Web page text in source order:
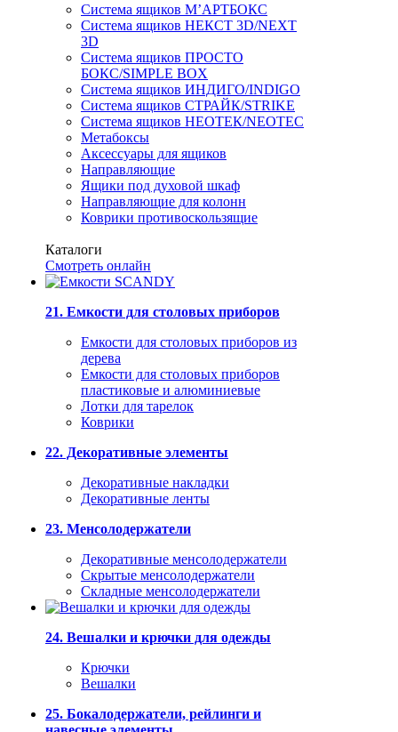
Система ящиков М’АРТБОКС
Система ящиков НЕКСТ 3D/NEXT
3D
Система ящиков ПРОСТО
БОКС/SIMPLE BOX
Система ящиков ИНДИГО/INDIGO
Система ящиков СТРАЙК/STRIKE
Система ящиков НЕОТЕК/NEOTEC
Метабоксы
Аксессуары для ящиков
Направляющие
Ящики под духовой шкаф
Направляющие для колонн
Коврики противоскользящие
Каталоги
Смотреть онлайн
21. Емкости для столовых приборов
Емкости для столовых приборов из
дерева
Емкости для столовых приборов
пластиковые и алюминиевые
Лотки для тарелок
Коврики
22. Декоративные элементы
Декоративные накладки
Декоративные ленты
23. Менсолодержатели
Декоративные менсолодержатели
Скрытые менсолодержатели
Складные менсолодержатели
24. Вешалки и крючки для одежды
Крючки
Вешалки
25. Бокалодержатели, рейлинги и